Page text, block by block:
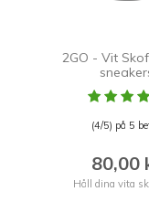
2GO - Vit
(4/5) på 5
80,00
Håll dina vita